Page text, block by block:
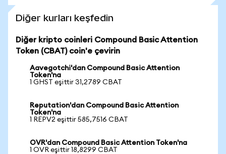
Diğer kurları keşfedin
Diğer kripto coinleri Compound Basic Attention
Token (CBAT) coin'e çevirin
Aavegotchi'dan Compound Basic Attention
Token'na
1 GHST eşittir 31,2789 CBAT
Reputation'dan Compound Basic Attention
Token'na
1 REPV2 eşittir 585,7516 CBAT
OVR'dan Compound Basic Attention Token'na
1 OVR eşittir 18,8299 CBAT